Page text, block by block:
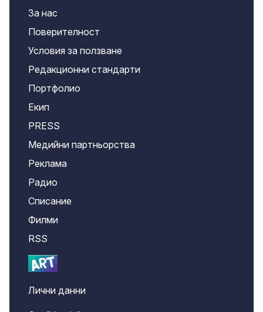
За нас
Поверителност
Условия за ползване
Редакционни стандарти
Портфолио
Екип
PRESS
Медийни партньорства
Реклама
Радио
Списание
Филми
RSS
Лични данни